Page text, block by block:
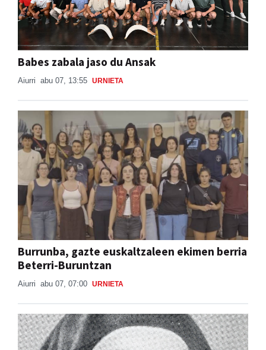
Babes zabala jaso du Ansak
Aiurri abu 07, 13:55 URNIETA
Burrunba, gazte euskaltzaleen ekimen berria
Beterri-Buruntzan
Aiurri abu 07, 07:00 URNIETA